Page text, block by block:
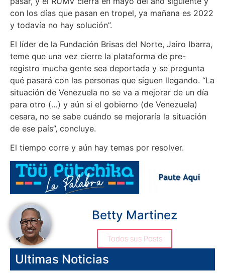
con los días que pasan en tropel, ya mañana es 2022
y todavía no hay solución”.
El líder de la Fundación Brisas del Norte, Jairo Ibarra,
teme que una vez cierre la plataforma de pre-
registro mucha gente sea deportada y se pregunta
qué pasará con las personas que siguen llegando. “La
situación de Venezuela no se va a mejorar de un día
para otro (…) y aún si el gobierno (de Venezuela)
cesara, no se sabe cuándo se mejoraría la situación
de ese país”, concluye.
El tiempo corre y aún hay temas por resolver.
Betty Martinez
Todos sus Posts
Ultimas Noticias